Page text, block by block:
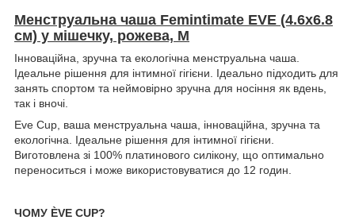
Менструальна чаша Femintimate EVE (4.6x6.8
см) у мішечку, рожева, M
Інноваційна, зручна та екологічна менструальна чаша.
Ідеальне рішення для інтимної гігієни. Ідеально підходить для
занять спортом та неймовірно зручна для носіння як вдень,
так і вночі.
Eve Cup, ваша менструальна чаша, інноваційна, зручна та
екологічна. Ідеальне рішення для інтимної гігієни.
Виготовлена зі 100% платинового силікону, що оптимально
переноситься і може використовуватися до 12 годин.
ЧОМУ ÈVE CUP?